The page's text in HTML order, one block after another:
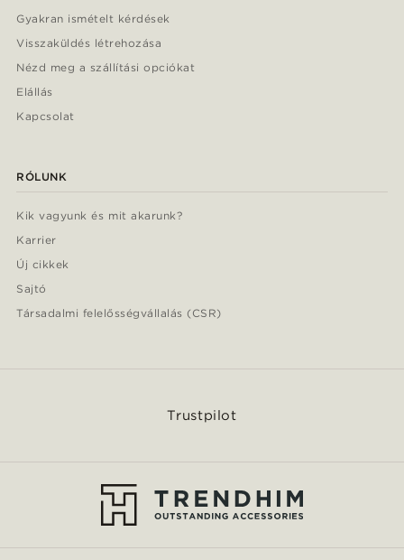
Gyakran ismételt kérdések
Visszaküldés létrehozása
Nézd meg a szállítási opciókat
Elállás
Kapcsolat
RÓLUNK
Kik vagyunk és mit akarunk?
Karrier
Új cikkek
Sajtó
Társadalmi felelősségvállalás (CSR)
Trustpilot